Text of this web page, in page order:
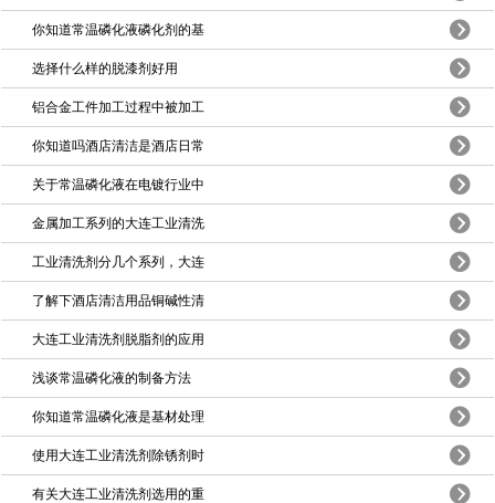
你知道常温磷化液磷化剂的基
选择什么样的脱漆剂好用
铝合金工件加工过程中被加工
你知道吗酒店清洁是酒店日常
关于常温磷化液在电镀行业中
金属加工系列的大连工业清洗
工业清洗剂分几个系列，大连
了解下酒店清洁用品铜碱性清
大连工业清洗剂脱脂剂的应用
浅谈常温磷化液的制备方法
你知道常温磷化液是基材处理
使用大连工业清洗剂除锈剂时
有关大连工业清洗剂选用的重